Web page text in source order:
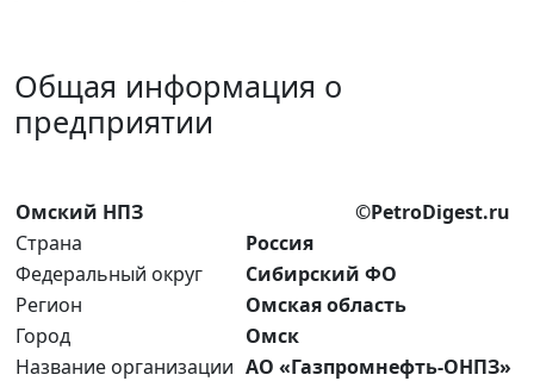
Общая информация о
предприятии
Омский НПЗ
©PetroDigest.ru
Страна
Россия
Федеральный округ
Сибирский ФО
Регион
Омская область
Город
Омск
Название организации АО «Газпромнефть-ОНПЗ»